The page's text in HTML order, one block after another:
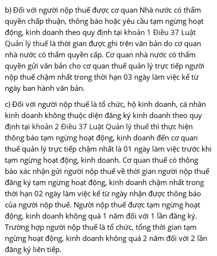
b) Đối với người nộp thuế được cơ quan Nhà nước có thẩm
quyền chấp thuận, thông báo hoặc yêu cầu tạm ngừng hoạt
động, kinh doanh theo quy định tại khoản 1 Điều 37 Luật
Quản lý thuế là thời gian được ghi trên văn bản do cơ quan
nhà nước có thẩm quyền cấp. Cơ quan nhà nước có thẩm
quyền gửi văn bản cho cơ quan thuế quản lý trực tiếp người
nộp thuế chậm nhất trong thời hạn 03 ngày làm việc kể từ
ngày ban hành văn bản.
c) Đối với người nộp thuế là tổ chức, hộ kinh doanh, cá nhân
kinh doanh không thuộc diện đăng ký kinh doanh theo quy
định tại khoản 2 Điều 37 Luật Quản lý thuếthì thực hiện
thông báo tạm ngừng hoạt động, kinh doanh đến cơ quan
thuế quản lý trực tiếp chậm nhất là 01 ngày làm việc trước khi
tạm ngừng hoạt động, kinh doanh. Cơ quan thuế có thông
báo xác nhận gửi người nộp thuế về thời gian người nộp thuế
đăng ký tạm ngừng hoạt động, kinh doanh chậm nhất trong
thời hạn 02 ngày làm việc kể từ ngày nhận được thông báo
của người nộp thuế. Người nộp thuế được tạm ngừng hoạt
động, kinh doanh không quá 1 năm đối với 1 lần đăng ký.
Trường hợp người nộp thuế là tổ chức, tổng thời gian tạm
ngừng hoạt động, kinh doanh không quá 2 năm đối với 2 lần
đăng ký liên tiếp.